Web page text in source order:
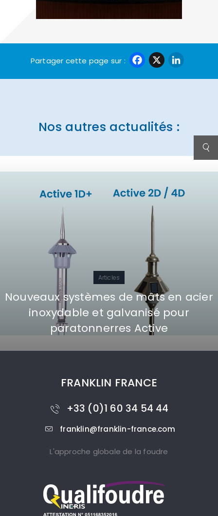
Partager cette page sur : X
Nos autres actualités :
Articles
Nouveaux systèmes de mâts en acier
inoxydable et galvanisé pour
paratonnerres Active
FRANKLIN FRANCE
+33 (0)1 60 34 54 44
franklin@franklin-france.com
L'approche globale de la foudre